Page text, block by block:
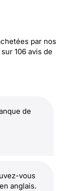
par nos
sur 106 avis de
de
vous
anglais.